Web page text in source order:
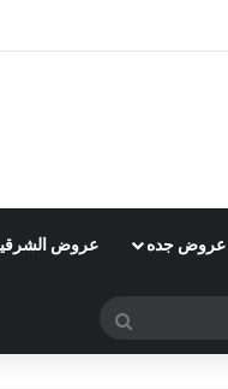
عروض جده عروض
بحث